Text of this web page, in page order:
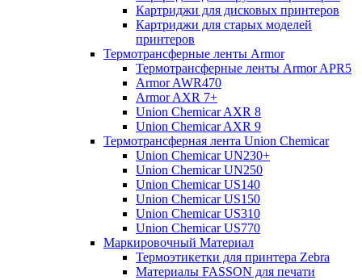
Картриджи для дисковых принтеров
Картриджи для старых моделей
принтеров
Термотрансферные ленты Armor
Термотрансферные ленты Armor APR5
Armor AWR470
Armor AXR 7+
Union Chemicar AXR 8
Union Chemicar AXR 9
Термотрансферная лента Union Chemicar
Union Chemicar UN230+
Union Chemicar UN250
Union Chemicar US140
Union Chemicar US150
Union Chemicar US310
Union Chemicar US770
Маркировочный Материал
Термоэтикетки для принтера Zebra
Материалы FASSON для печати